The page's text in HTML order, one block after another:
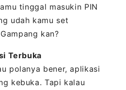
tinggal masukin PIN
udah kamu set
kan?
Terbuka
polanya bener, aplikasi
kebuka. Tapi kalau